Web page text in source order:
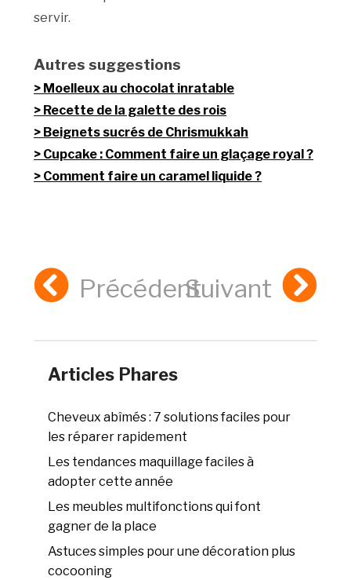
servir.
Autres suggestions
Moelleux au chocolat inratable
Recette de la galette des rois
Beignets sucrés de Chrismukkah
Cupcake : Comment faire un glaçage royal ?
Comment faire un caramel liquide ?
PrécédentSuivant
Articles Phares
Cheveux abîmés : 7 solutions faciles pour
les réparer rapidement
Les tendances maquillage faciles à
adopter cette année
Les meubles multifonctions qui font
gagner de la place
Astuces simples pour une décoration plus
cocooning